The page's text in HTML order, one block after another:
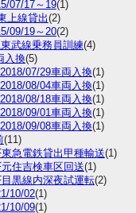
07/17～19(1)
上線貸出(2)
09/19～20(2)
武線乗務員訓練(4)
入換(5)
2018/07/29車両入換(1)
2018/08/04車両入換(1)
2018/08/18車両入換(1)
2018/09/01車両入換(1)
2018/09/08車両入換(1)
(11)
東急電鉄貸出甲種輸送(1)
元住吉検車区回送(1)
目黒線内深夜試運転(2)
10/02(1)
10/09(1)